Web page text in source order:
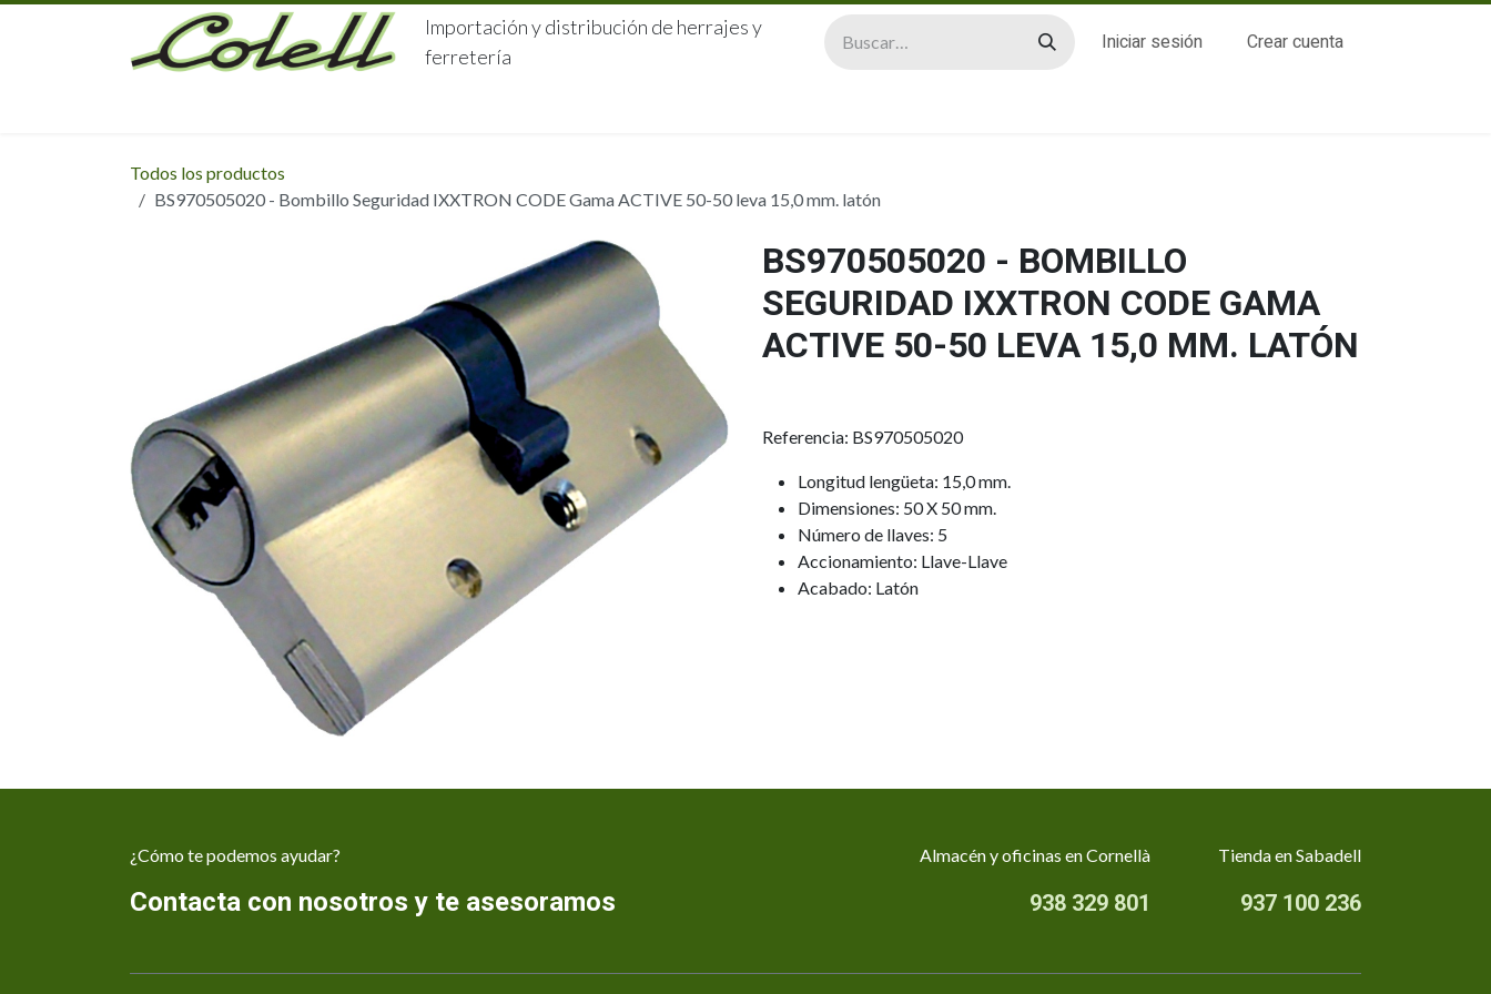
Ir al contenido
Importación y distribución de herrajes y
ferretería
Iniciar sesión Crear cuenta
Todos los productos
BS970505020 - Bombillo Seguridad IXXTRON CODE Gama ACTIVE 50-50 leva 15,0 mm. latón
BS970505020 - BOMBILLO
SEGURIDAD IXXTRON CODE GAMA
ACTIVE 50-50 LEVA 15,0 MM. LATÓN
Referencia: BS970505020
Longitud lengüeta: 15,0 mm.
Dimensiones: 50 X 50 mm.
Número de llaves: 5
Accionamiento: Llave-Llave
Acabado: Latón
¿Cómo te podemos ayudar?
Contacta con nosotros y te asesoramos
Almacén y oficinas en Cornellà
938 329 801
Tienda en Sabadell
937 100 236